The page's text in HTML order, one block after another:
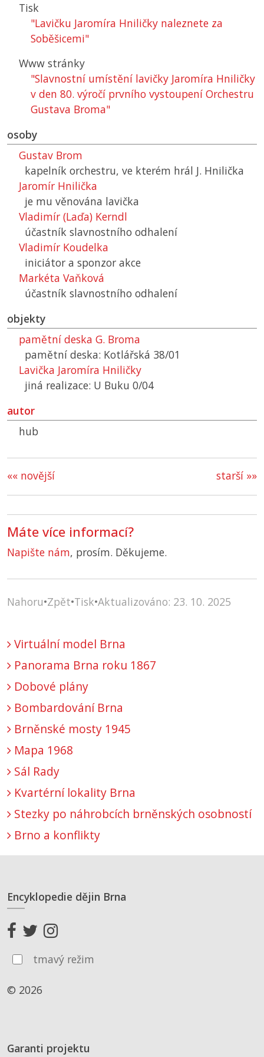
Tisk
"Lavičku Jaromíra Hniličky naleznete za
Soběšicemi"
Www stránky
"Slavnostní umístění lavičky Jaromíra Hniličky
v den 80. výročí prvního vystoupení Orchestru
Gustava Broma"
osoby
Gustav Brom
kapelník orchestru, ve kterém hrál J. Hnilička
Jaromír Hnilička
je mu věnována lavička
Vladimír (Laďa) Kerndl
účastník slavnostního odhalení
Vladimír Koudelka
iniciátor a sponzor akce
Markéta Vaňková
účastník slavnostního odhalení
objekty
pamětní deska G. Broma
pamětní deska: Kotlářská 38/01
Lavička Jaromíra Hniličky
jiná realizace: U Buku 0/04
autor
hub
starší »»
«« novější
Máte více informací?
Napište nám, prosím. Děkujeme.
Nahoru•Zpět•Tisk•Aktualizováno: 23. 10. 2025
Virtuální model Brna
Panorama Brna roku 1867
Dobové plány
Bombardování Brna
Brněnské mosty 1945
Mapa 1968
Sál Rady
Kvartérní lokality Brna
Stezky po náhrobcích brněnských osobností
Brno a konflikty
Encyklopedie dějin Brna
tmavý režim
© 2026
Garanti projektu